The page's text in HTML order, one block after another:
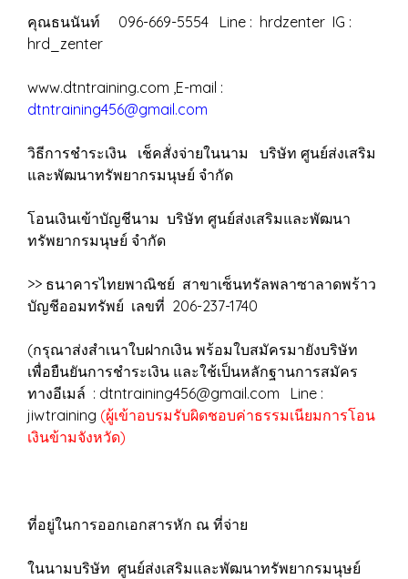
คุณธนนันท์ 096-669-5554 Line : hrdzenter IG :
hrd_zenter
www.dtntraining.com ,E-mail :
dtntraining456@gmail.com
วิธีการชำระเงิน เช็คสั่งจ่ายในนาม บริษัท ศูนย์ส่งเสริม
และพัฒนาทรัพยากรมนุษย์ จำกัด
โอนเงินเข้าบัญชีนาม บริษัท ศูนย์ส่งเสริมและพัฒนา
ทรัพยากรมนุษย์ จำกัด
>> ธนาคารไทยพาณิชย์ สาขาเซ็นทรัลพลาซาลาดพร้าว
บัญชีออมทรัพย์ เลขที่ 206-237-1740
(กรุณาส่งสำเนาใบฝากเงิน พร้อมใบสมัครมายังบริษัท
เพื่อยืนยันการชำระเงิน และใช้เป็นหลักฐานการสมัคร
ทางอีเมล์ : dtntraining456@gmail.com Line :
jiwtraining (ผู้เข้าอบรมรับผิดชอบค่าธรรมเนียมการโอน
เงินข้ามจังหวัด)
ที่อยู่ในการออกเอกสารหัก ณ ที่จ่าย
ในนามบริษัท ศูนย์ส่งเสริมและพัฒนาทรัพยากรมนุษย์